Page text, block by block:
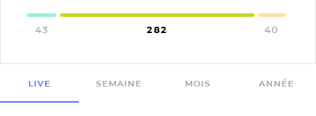
43 282 40
LIVE SEMAINE MOIS ANNÉE